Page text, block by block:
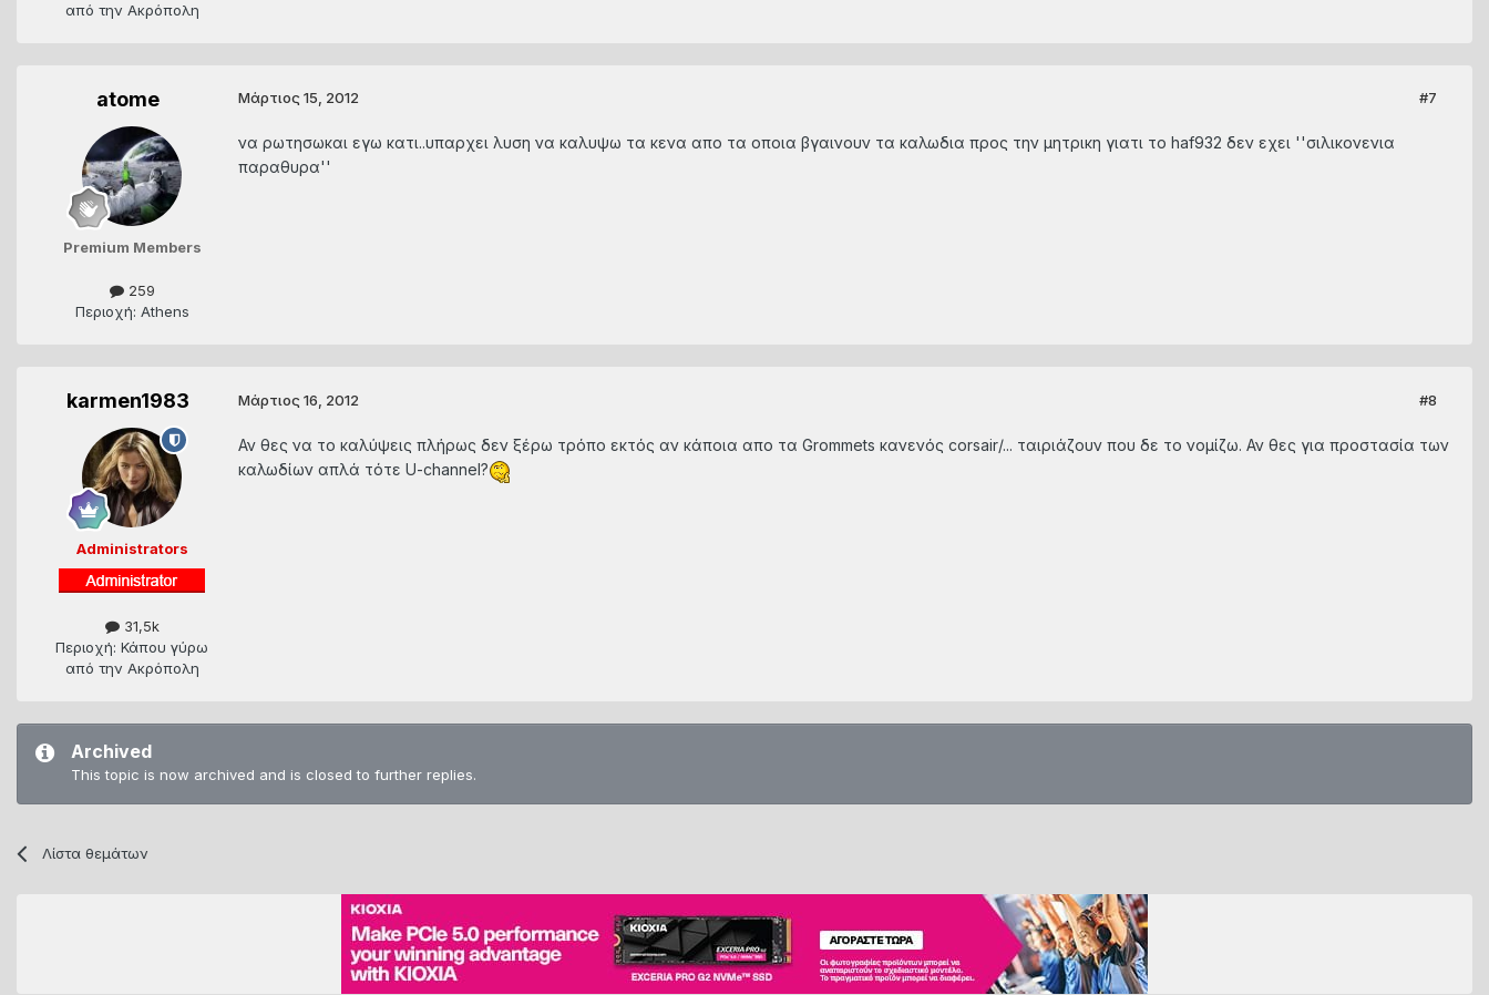
από την Ακρόπολη
atome
Premium Members
259
Περιοχή: Athens
#7
Μάρτιος 15, 2012
να ρωτησωκαι εγω κατι..υπαρχει λυση να καλυψω τα κενα απο τα οποια βγαινουν τα καλωδια προς την μητρικη γιατι το haf932 δεν εχει ''σιλικονενια
παραθυρα''
karmen1983
Administrators
31,5k
Περιοχή: Κάπου γύρω
από την Ακρόπολη
#8
Μάρτιος 16, 2012
Αν θες να το καλύψεις πλήρως δεν ξέρω τρόπο εκτός αν κάποια απο τα Grommets κανενός corsair/... ταιριάζουν που δε το νομίζω. Αν θες για προστασία των
καλωδίων απλά τότε U-channel?
Archived
This topic is now archived and is closed to further replies.
Λίστα θεμάτων